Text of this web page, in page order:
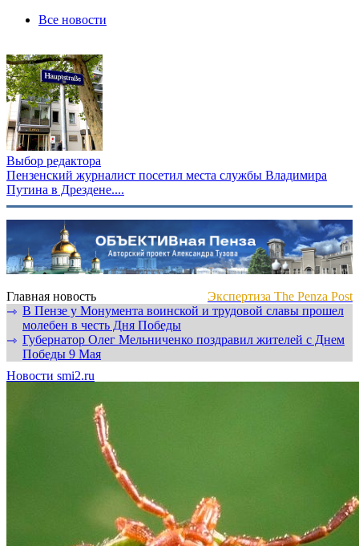
Все новости
Выбор редактора
Пензенский журналист посетил места службы Владимира
Путина в Дрездене....
Главная новость
Экспертиза The Penza Post
⇾ В Пензе у Монумента воинской и трудовой славы прошел
молебен в честь Дня Победы
⇾ Губернатор Олег Мельниченко поздравил жителей с Днем
Победы 9 Мая
Новости smi2.ru